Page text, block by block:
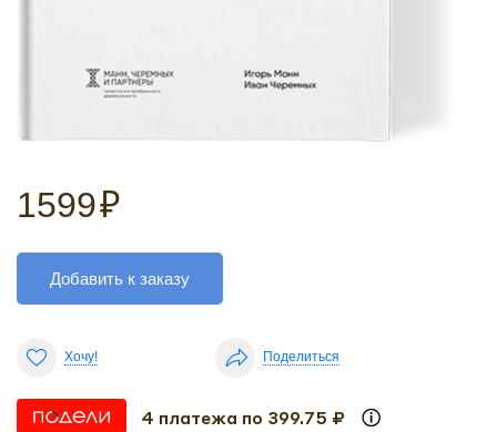
1599₽
Добавить к заказу
Хочу! Поделиться
4 платежа по 399.75 ₽